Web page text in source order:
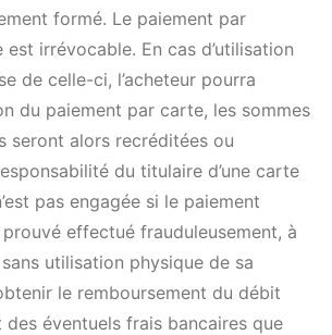
formé. Le paiement par
irrévocable. En cas d’utilisation
de celle-ci, l’acheteur pourra
du paiement par carte, les sommes
seront alors recréditées ou
du titulaire d’une carte
pas engagée si le paiement
effectué frauduleusement, à
utilisation physique de sa
le remboursement du débit
éventuels frais bancaires que